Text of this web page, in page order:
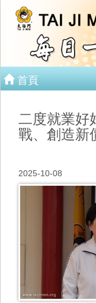
首頁
二度就業好
戰、創造新
2025-10-08